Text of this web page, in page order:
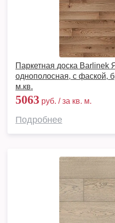
Паркетная доска Barlinek
однополосная, с фаской,
м.кв.
5063 руб. / за кв. м.
Подробнее